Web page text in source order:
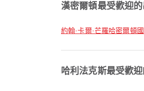
漢密爾頓最受歡迎
約翰·卡爾·芒羅哈密爾頓
哈利法克斯最受歡